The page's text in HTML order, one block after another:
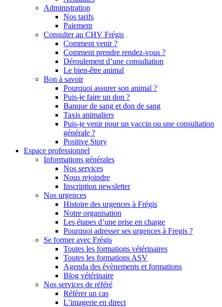
Administration
Nos tarifs
Paiement
Consulter au CHV Frégis
Comment venir ?
Comment prendre rendez-vous ?
Déroulement d’une consultation
Le bien-être animal
Bon à savoir
Pourquoi assurer son animal ?
Puis-je faire un don ?
Banque de sang et don de sang
Taxis animaliers
Puis-je venir pour un vaccin ou une consultation
générale ?
Positive Story
Espace professionnel
Informations générales
Nos services
Nous rejoindre
Inscription newsletter
Nos urgences
Histoire des urgences à Frégis
Notre organisation
Les étapes d’une prise en charge
Pourquoi adresser ses urgences à Fregis ?
Se former avec Frégis
Toutes les formations vétérinaires
Toutes les formations ASV
Agenda des évènements et formations
Blog vétérinaire
Nos services de référé
Référer un cas
L’imagerie en direct